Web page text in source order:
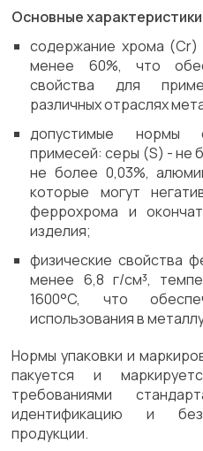
Основные
содержание хрома
менее 60%, что
свойства для
различных отраслях
допустимые нормы
примесей: серы (S) - не
не более 0,03%,
которые могут
феррохрома и
изделия;
физические свойства
менее 6,8 г/см³,
1600°C, что
использования в
Нормы упаковки и
пакуется и
требованиями
идентификацию и
продукции.